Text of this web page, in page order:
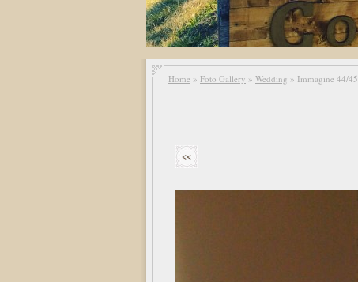
Home » Foto Gallery » Wedding » Immagine 44/45
<<